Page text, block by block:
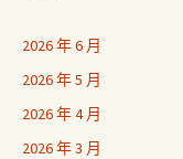
2026 年 6 月
2026 年 5 月
2026 年 4 月
2026 年 3 月